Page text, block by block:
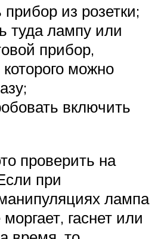
из розетки;
туда лампу или
прибор,
можно
включить
проверить на
при
лампа
гаснет или